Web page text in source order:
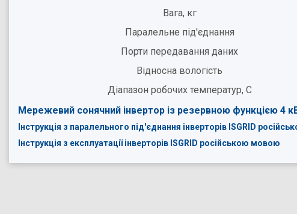
Вага, кг
Паралельне під'єднання
Порти передавання даних
Відносна вологість
Діапазон робочих температур, С
Мережевий сонячний інвертор із резервною функцією 4
Інструкція з паралельного під'єднання інверторів ISGRID
Інструкція з експлуатації інверторів ISGRID російською мовою